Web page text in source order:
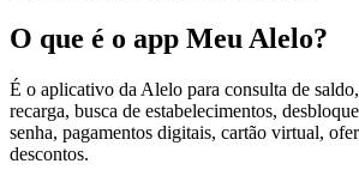
O que é o app Meu Alelo?
É o aplicativo da Alelo para consulta de
recarga, busca de estabelecimentos,
senha, pagamentos digitais, cartão virtual,
descontos.